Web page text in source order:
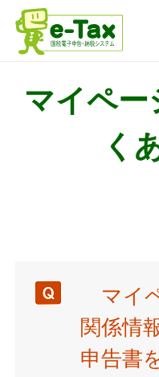
マイペー
く
マイ
関係情
申告書